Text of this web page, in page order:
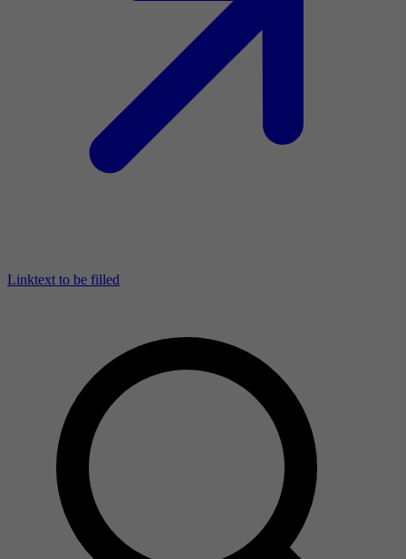
Linktext to be filled